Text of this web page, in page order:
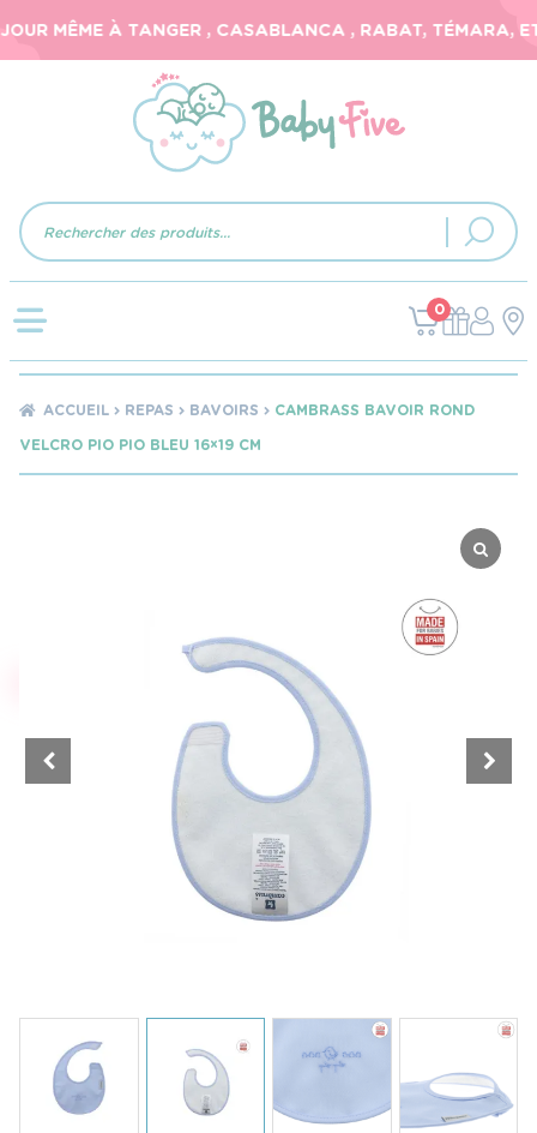
MÊME À TANGER , CASABLANCA , RABAT, TÉMARA, ET
Recherche
de
produits
0
ACCUEIL REPAS BAVOIRS
CAMBRASS BAVOIR ROND
VELCRO PIO PIO BLEU 16×19 CM